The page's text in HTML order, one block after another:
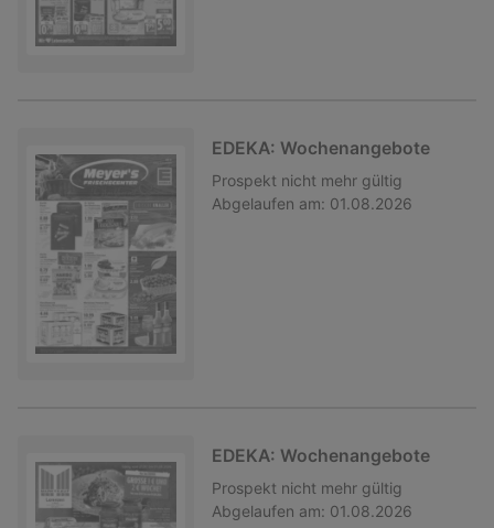
EDEKA: Wochenangebote
Prospekt nicht mehr gültig
Abgelaufen am: 01.08.2026
EDEKA: Wochenangebote
Prospekt nicht mehr gültig
Abgelaufen am: 01.08.2026